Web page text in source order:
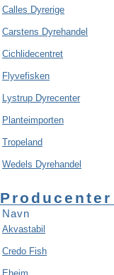
Calles Dyrerige
Carstens Dyrehandel
Cichlidecentret
Flyvefisken
Lystrup Dyrecenter
Planteimporten
Tropeland
Wedels Dyrehandel
Producenter
Navn
Akvastabil
Credo Fish